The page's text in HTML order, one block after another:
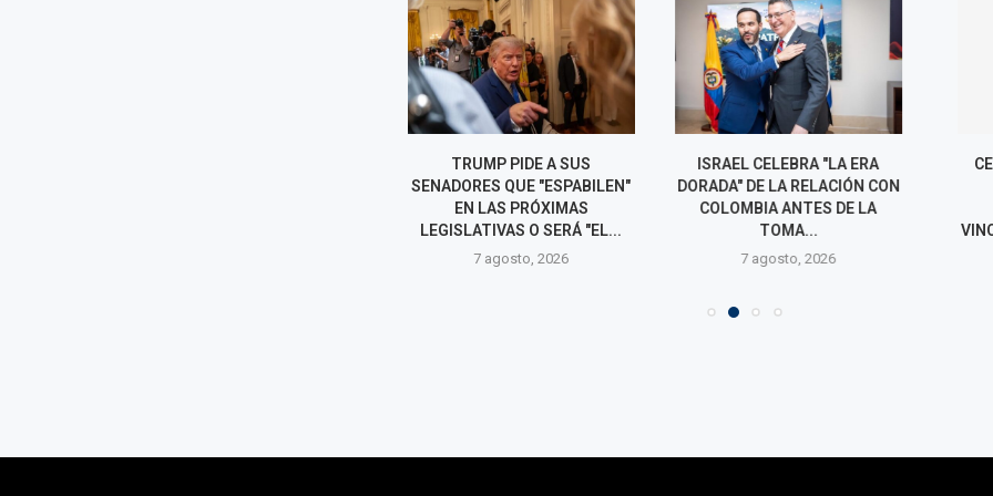
TRUMP PIDE A SUS
SENADORES QUE "ESPABILEN"
EN LAS PRÓXIMAS
LEGISLATIVAS O SERÁ "EL...
7 agosto, 2026
ISRAEL CELEBRA "LA ERA
DORADA" DE LA RELACIÓN CON
COLOMBIA ANTES DE LA
TOMA...
7 agosto, 2026
CEPEDA
FISCALÍA
VINCULARLO
7